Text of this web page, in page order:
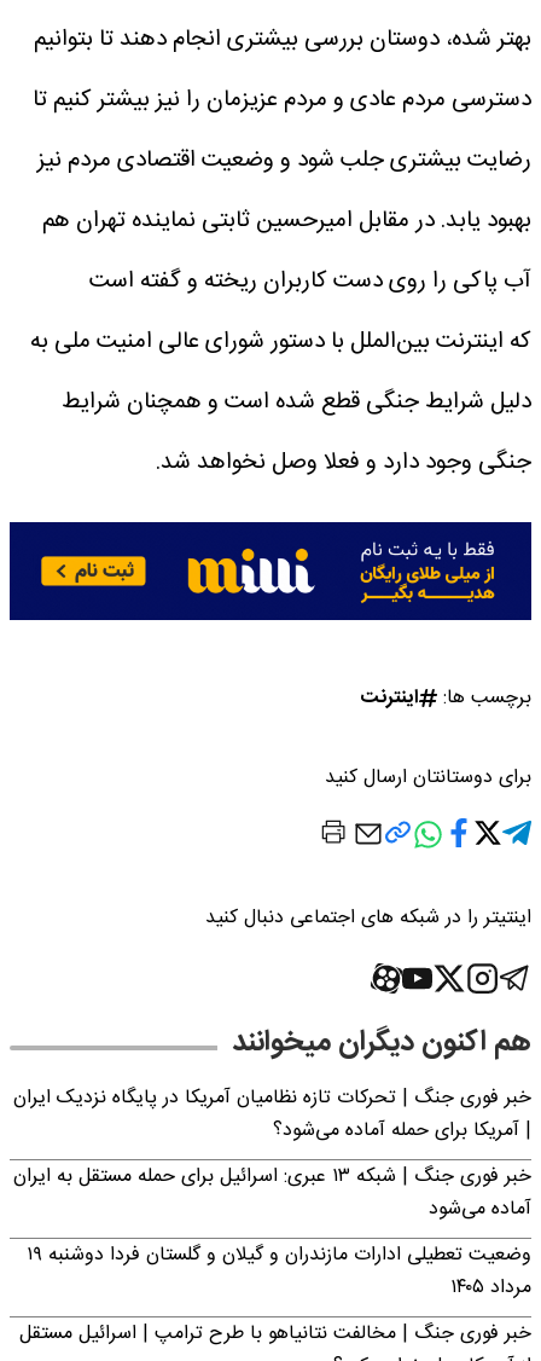
بهتر شده، دوستان بررسی بیشتری انجام دهند تا بتوانیم
دسترسی مردم عادی و مردم عزیزمان را نیز بیشتر کنیم تا
رضایت بیشتری جلب شود و وضعیت اقتصادی مردم نیز
بهبود یابد.در مقابل امیرحسین ثابتی نماینده تهران هم
آب پاکی را روی دست کاربران ریخته و گفته است
که اینترنت بین‌الملل با دستور شورای عالی امنیت ملی به
دلیل شرایط جنگی قطع شده است و همچنان شرایط
جنگی وجود دارد و فعلا وصل نخواهد شد.
برچسب ها: اینترنت
برای دوستانتان ارسال کنید
اینتیتر را در شبکه های اجتماعی دنبال کنید
هم اکنون دیگران میخوانند
خبر فوری جنگ | تحرکات تازه نظامیان آمریکا در پایگاه نزدیک ایران
| آمریکا برای حمله آماده می‌شود؟
خبر فوری جنگ | شبکه ۱۳ عبری: اسرائیل برای حمله مستقل به ایران
آماده می‌شود
وضعیت تعطیلی ادارات مازندران و گیلان و گلستان فردا دوشنبه ۱۹
مرداد ۱۴۰۵
خبر فوری جنگ | مخالفت نتانیاهو با طرح ترامپ | اسرائیل مستقل